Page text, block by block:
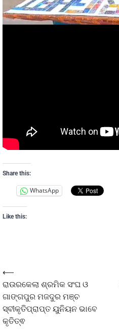
Share this:
WhatsApp
Like this:
⟵
ରାଉରକେଲା ଶ୍ରମିକ ସଂଘ ଓ
ଗାଙ୍ଗପୁର ମଜଦୁର ମଞ୍ଚ
ସ୍ବୀକୃତିପ୍ରାପ୍ତ ୟୁନିୟନ ଭାବେ
କୃତିତ୍ଵ